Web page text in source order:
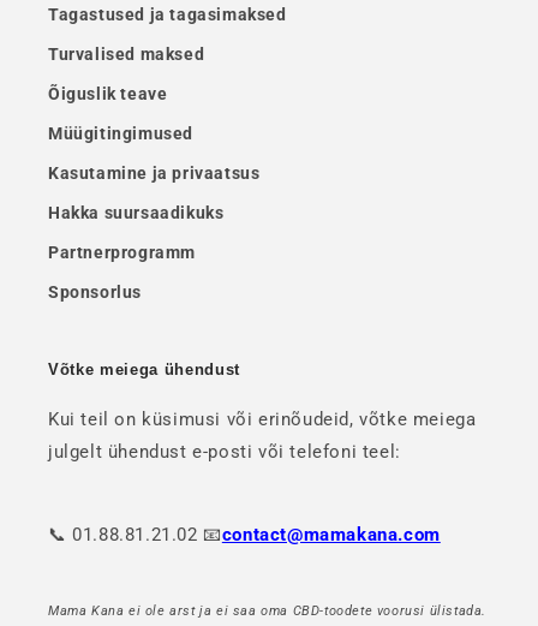
Tagastused ja tagasimaksed
Turvalised maksed
Õiguslik teave
Müügitingimused
Kasutamine ja privaatsus
Hakka suursaadikuks
Partnerprogramm
Sponsorlus
Võtke meiega ühendust
Kui teil on küsimusi või erinõudeid, võtke meiega
julgelt ühendust e-posti või telefoni teel:
📞 01.88.81.21.02 📧contact@mamakana.com
Mama Kana ei ole arst ja ei saa oma CBD-toodete voorusi ülistada.